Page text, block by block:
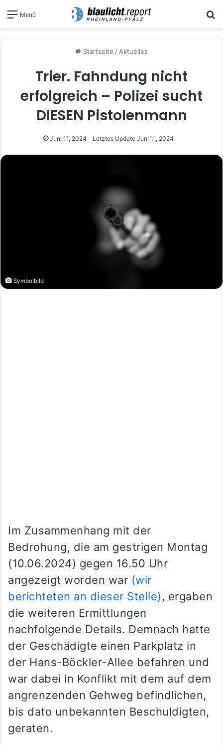
Menü
Startseite / Aktuelles
Trier. Fahndung nicht
erfolgreich – Polizei sucht
DIESEN Pistolenmann
Juni 11, 2024 Letztes Update Juni 11, 2024
Symbolbild
Im Zusammenhang mit der
Bedrohung, die am gestrigen Montag
(10.06.2024) gegen 16.50 Uhr
angezeigt worden war (wir
berichteten an dieser Stelle), ergaben
die weiteren Ermittlungen
nachfolgende Details. Demnach hatte
der Geschädigte einen Parkplatz in
der Hans-Böckler-Allee befahren und
war dabei in Konflikt mit dem auf dem
angrenzenden Gehweg befindlichen,
bis dato unbekannten Beschuldigten,
geraten.